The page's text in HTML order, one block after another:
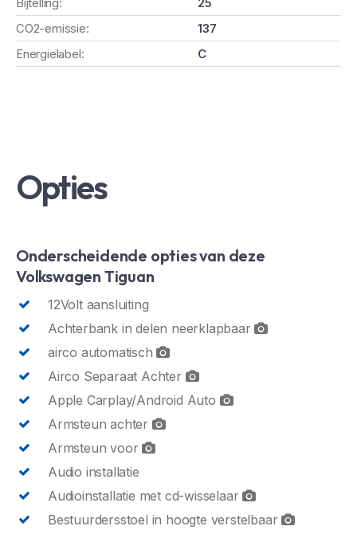
CO2-emissie:
137
Energielabel:
C
Opties
Onderscheidende opties van deze
Volkswagen Tiguan
12Volt aansluiting
Achterbank in delen neerklapbaar
airco automatisch
Airco Separaat Achter
Apple Carplay/Android Auto
Armsteun achter
Armsteun voor
Audio installatie
Audioinstallatie met cd-wisselaar
Bestuurdersstoel in hoogte verstelbaar